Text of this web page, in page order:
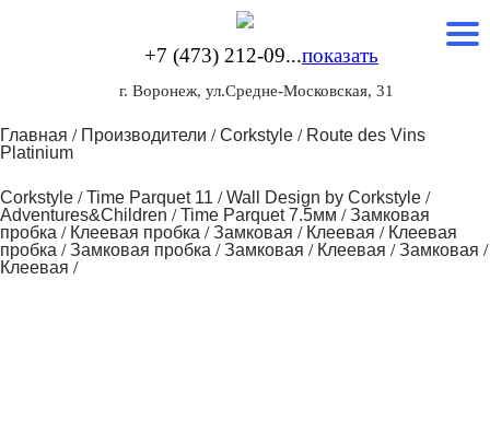
+7 (473) 212-09...показать
г. Воронеж, ул.Средне-Московская, 31
Главная / Производители /Corkstyle / Route des Vins
Platinium
Corkstyle /Time Parquet 11 /Wall Design by Corkstyle /
Adventures&Children /Time Parquet 7.5мм /Замковая
пробка / Клеевая пробка /Замковая / Клеевая / Клеевая
пробка /Замковая пробка /Замковая / Клеевая /Замковая /
Клеевая /